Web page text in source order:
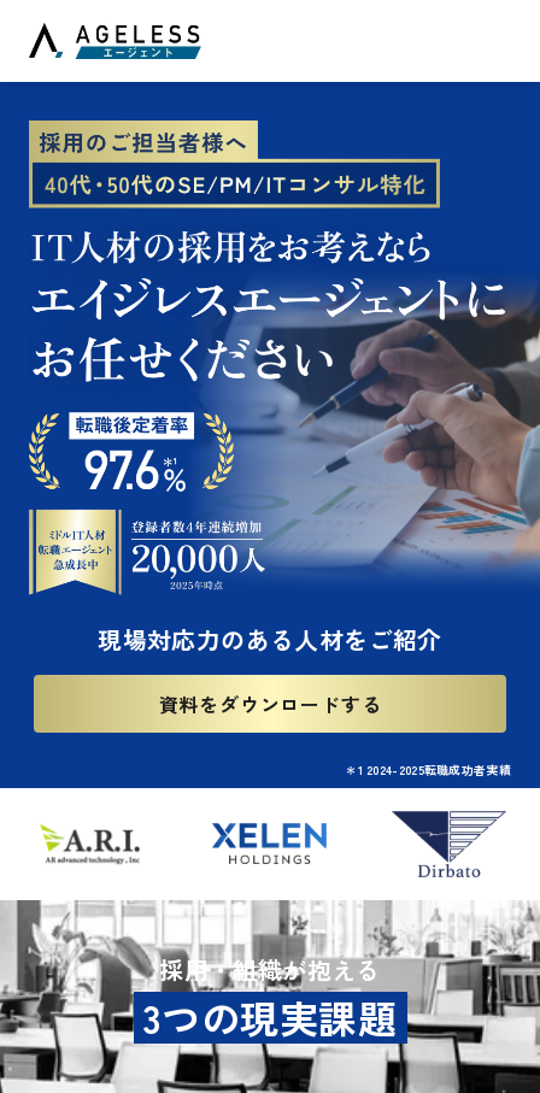
現場対応力のある人材をご紹介
資料をダウンロードする
＊1 2024-2025転職成功者実績
採用・組織が抱える
3つの現実課題